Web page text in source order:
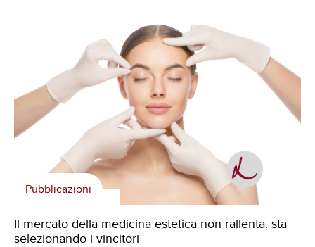
Pubblicazioni
Il mercato della medicina estetica non rallenta: sta
selezionando i vincitori